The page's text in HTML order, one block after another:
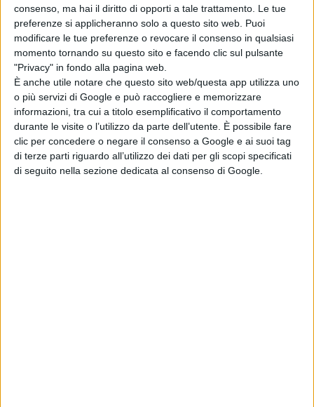
consenso, ma hai il diritto di opporti a tale trattamento. Le tue
preferenze si applicheranno solo a questo sito web. Puoi
modificare le tue preferenze o revocare il consenso in qualsiasi
momento tornando su questo sito e facendo clic sul pulsante
"Privacy" in fondo alla pagina web.
È anche utile notare che questo sito web/questa app utilizza uno
o più servizi di Google e può raccogliere e memorizzare
informazioni, tra cui a titolo esemplificativo il comportamento
durante le visite o l’utilizzo da parte dell’utente. È possibile fare
clic per concedere o negare il consenso a Google e ai suoi tag
di terze parti riguardo all’utilizzo dei dati per gli scopi specificati
di seguito nella sezione dedicata al consenso di Google.
miti alla fine di giugno, come incarnazione del Sole nel
mondo umano. Nelcristianesimo ,la luce si fa
persona in Giovanni Battista, precursore e testimone.
La suanascita, il 24 giugno, segna un punto
simmetrico rispetto al Natale di Cristo, nato nel cuore
del buio. Giovanni“deve diminuire”, come la luce che da
qui in poi declina (Gv 3,30).Cristo,lux mundi, raccoglie
l’eredità delle divinità solari, sublimandola: non più